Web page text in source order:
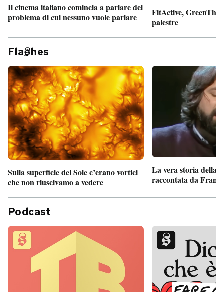
Il cinema italiano comincia a parlare del
problema di cui nessuno vuole parlare
FitActive,
palestre
Fla hes
Sulla superficie del Sole c’erano vortici
che non riuscivamo a vedere
La vera storia della
raccontata da
Podcast